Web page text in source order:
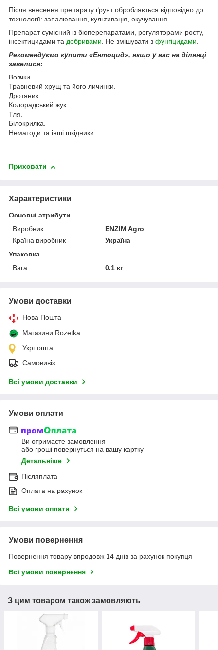
Після внесення препарату ґрунт обробляється відповідно до
технології: запалювання, культивація, окучування.
Препарат сумісний із біоперепаратами, регуляторами росту,
інсектицидами та добривами. Не змішувати з фунгіцидами.
Рекомендуємо купити «Ентоцид», якщо у вас на ділянці
завелися:
Вовчки.
Травневий хрущ та його личинки.
Дротяник.
Колорадський жук.
Тля.
Білокрилка.
Нематоди та інші шкідники.
Приховати
Характеристики
Основні атрибути
Виробник
ENZIM Agro
Країна виробник
Україна
Упаковка
Вага
0.1 кг
Умови доставки
Нова Пошта
Магазини Rozetka
Укрпошта
Самовивіз
Всі умови доставки
Умови оплати
Ви отримаєте замовлення
або гроші повернуться на вашу картку
Детальніше
Післяплата
Оплата на рахунок
Всі умови оплати
Умови повернення
Повернення товару впродовж 14 днів за рахунок покупця
Всі умови повернення
З цим товаром також замовляють